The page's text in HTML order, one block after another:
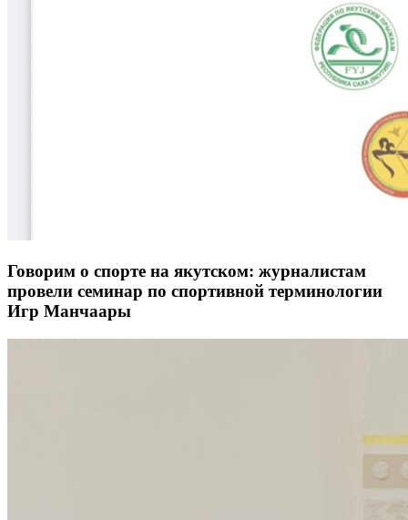
Говорим о спорте на якутском: журналистам
провели семинар по спортивной терминологии
Игр Манчаары